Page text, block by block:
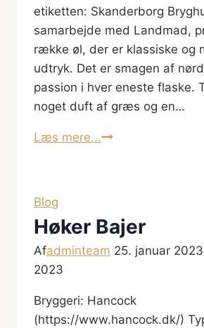
etiketten: Skanderborg
samarbejde med Landmad,
række øl, der er klassiske og
udtryk. Det er smagen af
passion i hver eneste flaske.
noget duft af græs og en…
Læs mere...Landmad
Blog
Høker Bajer
Afadminteam 25. januar 2023
2023
Bryggeri: Hancock
(https://www.hancock.dk/)